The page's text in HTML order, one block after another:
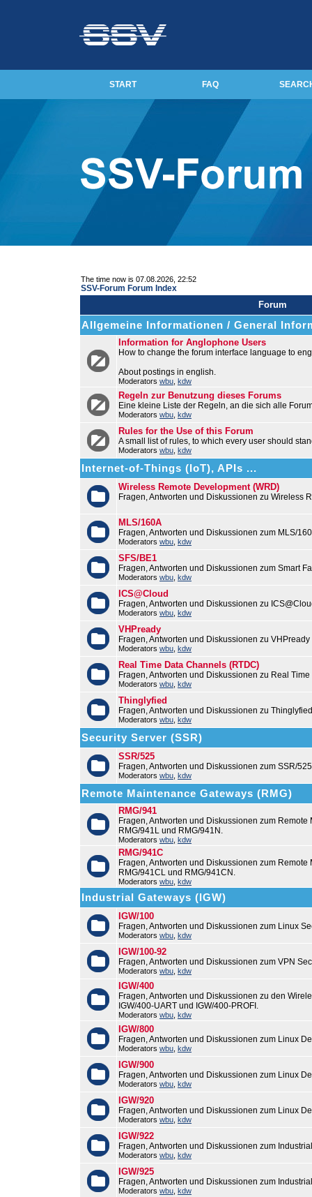
START FAQ
The time now is 07.08.2026, 22:52
SSV-Forum Forum Index
Forum
Allgemeine Informationen / General
Information for Anglophone Users
How to change the forum interface language to
About postings in english.
Moderators wbu kdw
Regeln zur Benutzung dieses Forums
Eine kleine Liste der Regeln, an die sich alle
Moderators wbu kdw
Rules for the Use of this Forum
A small list of rules, to which every user should
Moderators wbu kdw
Internet-of-Things (IoT), APIs ...
Wireless Remote Development (WRD)
Fragen, Antworten und Diskussionen zu Wireless
MLS/160A
Fragen, Antworten und Diskussionen zum MLS/
Moderators wbu kdw
SFS/BE1
Fragen, Antworten und Diskussionen zum Smart
Moderators wbu kdw
ICS@Cloud
Fragen, Antworten und Diskussionen zu
Moderators wbu kdw
VHPready
Fragen, Antworten und Diskussionen zu VHPready
Moderators wbu kdw
Real Time Data Channels (RTDC)
Fragen, Antworten und Diskussionen zu Real
Moderators wbu kdw
Thinglyfied
Fragen, Antworten und Diskussionen zu Thinglyfied
Moderators wbu kdw
Security Server (SSR)
SSR/525
Fragen, Antworten und Diskussionen zum SSR/525
Moderators wbu kdw
Remote Maintenance Gateways (RMG)
RMG/941
Fragen, Antworten und Diskussionen zum
RMG/941L und RMG/941N.
Moderators wbu kdw
RMG/941C
Fragen, Antworten und Diskussionen zum
RMG/941CL und RMG/941CN.
Moderators wbu kdw
Industrial Gateways (IGW)
IGW/100
Fragen, Antworten und Diskussionen zum Linux
Moderators wbu kdw
IGW/100-92
Fragen, Antworten und Diskussionen zum VPN
Moderators wbu kdw
IGW/400
Fragen, Antworten und Diskussionen zu den
IGW/400-UART und IGW/400-PROFI.
Moderators wbu kdw
IGW/800
Fragen, Antworten und Diskussionen zum Linux
Moderators wbu kdw
IGW/900
Fragen, Antworten und Diskussionen zum Linux
Moderators wbu kdw
IGW/920
Fragen, Antworten und Diskussionen zum Linux
Moderators wbu kdw
IGW/922
Fragen, Antworten und Diskussionen zum
Moderators wbu kdw
IGW/925
Fragen, Antworten und Diskussionen zum
Moderators wbu kdw